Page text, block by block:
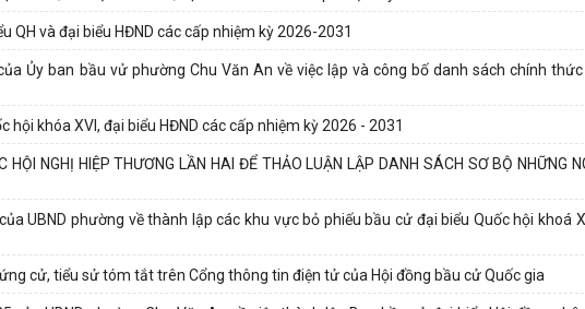
và đại biểu HĐND các cấp nhiệm kỳ 2026-2031
Ủy ban bầu vử phường Chu Văn An về việc lập và công bố danh sách chính
khóa XVI, đại biểu HĐND các cấp nhiệm kỳ 2026 - 2031
NGHỊ HIỆP THƯƠNG LẦN HAI ĐỂ THẢO LUẬN LẬP DANH SÁCH SƠ BỘ NHỮNG
UBND phường về thành lập các khu vực bỏ phiếu bầu cử đại biểu Quốc hội khoá
cử, tiểu sử tóm tắt trên Cổng thông tin điện tử của Hội đồng bầu cử Quốc gia